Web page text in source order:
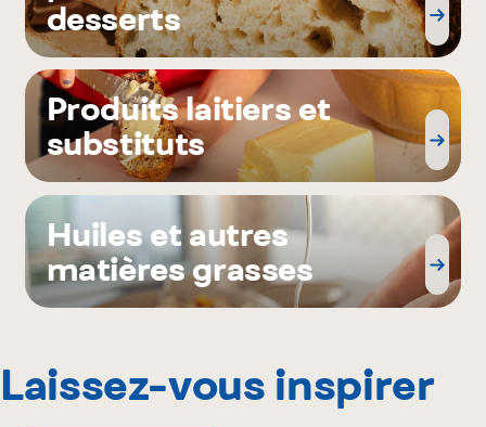
desserts
Produits laitiers et
substituts
Huiles et autres
matières grasses
Laissez-vous inspirer